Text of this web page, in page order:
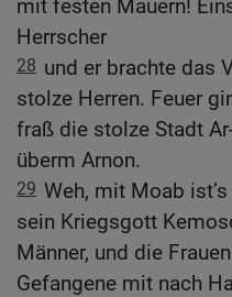
mit festen Mauern!
Herrscher
28 und er brachte das
stolze Herren. Feuer
fraß die stolze Stadt
überm Arnon.
29 Weh, mit Moab
sein Kriegsgott
Männer, und die
Gefangene mit nach